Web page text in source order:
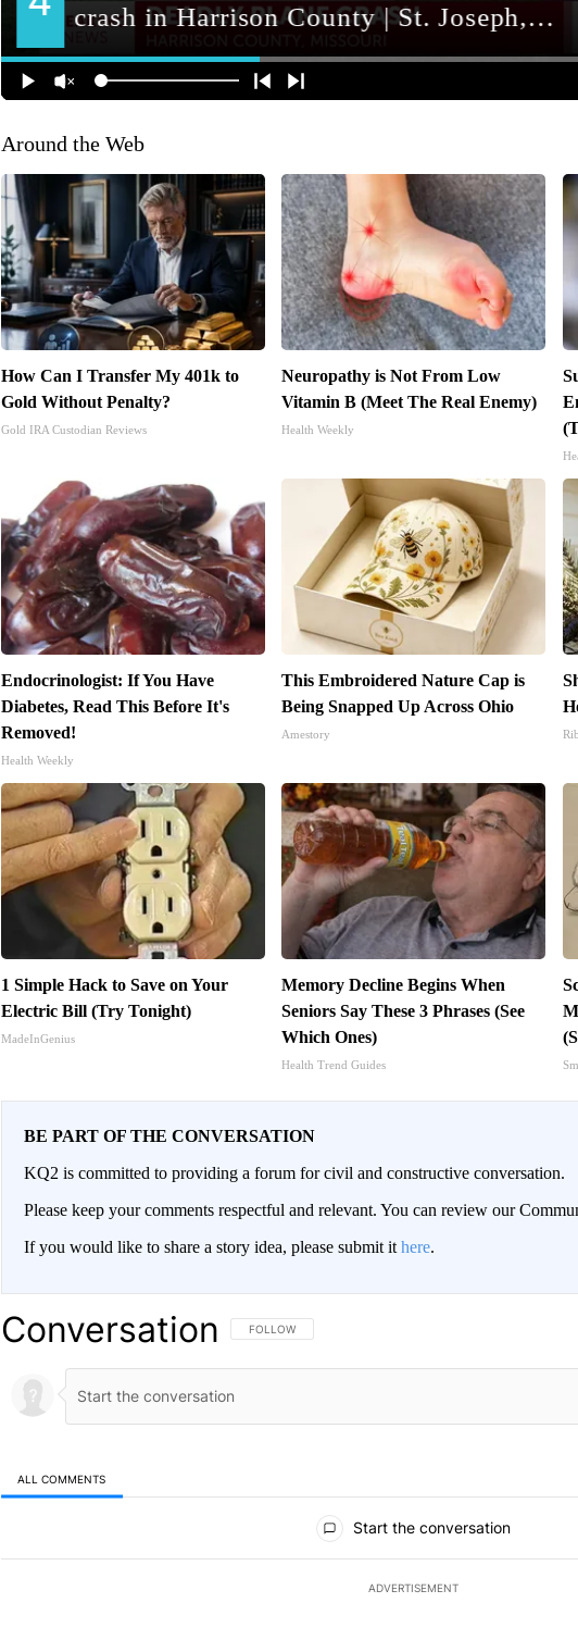
Around the Web
How Can I Transfer My 401k to
Gold Without Penalty?
Gold IRA Custodian Reviews
Neuropathy is Not From Low
Vitamin B (Meet The Real Enemy)
Health Weekly
Endocrinologist: If You Have
Diabetes, Read This Before It's
Removed!
Health Weekly
This Embroidered Nature Cap is
Being Snapped Up Across Ohio
Amestory
1 Simple Hack to Save on Your
Electric Bill (Try Tonight)
MadeInGenius
Memory Decline Begins When
Seniors Say These 3 Phrases (See
Which Ones)
Health Trend Guides
BE PART OF THE CONVERSATION
KQ2 is committed to providing a forum for civil and constructive conversation.
Please keep your comments respectful and relevant. You can review our
If you would like to share a story idea, please submit it here.
Conversation FOLLOW THIS CONVERSATION TO BE NOTIFIED WHEN NEW
FOLLOW
ALL COMMENTS
Start the conversation
ADVERTISEMENT